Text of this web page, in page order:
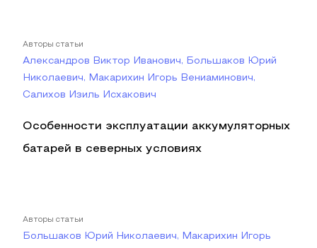
Авторы статьи
Александров Виктор Иванович, Большаков Юрий
Николаевич, Макарихин Игорь Вениаминович,
Салихов Изиль Исхакович
Особенности эксплуатации аккумуляторных
батарей в северных условиях
Авторы статьи
Большаков Юрий Николаевич, Макарихин Игорь